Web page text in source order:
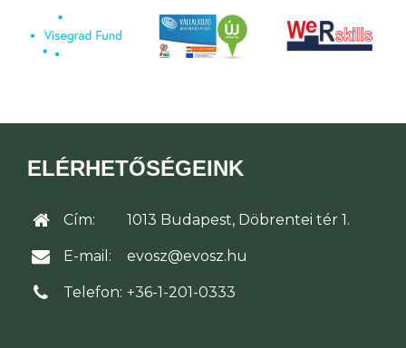
ELÉRHETŐSÉGEINK
Cím: 1013 Budapest, Döbrentei tér 1.
E-mail: evosz@evosz.hu
Telefon: +36-1-201-0333